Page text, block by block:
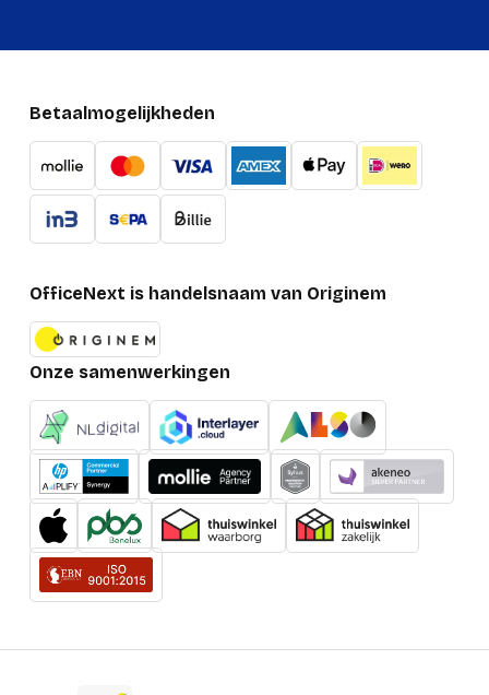
Betaalmogelijkheden
OfficeNext is handelsnaam van Originem
Onze samenwerkingen